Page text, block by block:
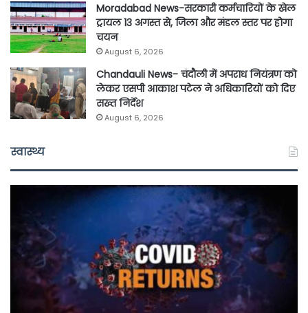
Moradabad News-सरकारी कर्मचारियों के खेल
ट्रायल 13 अगस्त से, जिला और मंडल स्तर पर होगा
चयन
August 6, 2026
Chandauli News- चंदौली में अपराध नियंत्रण को
लेकर एसपी आकाश पटेल ने अधिकारियों को दिए
सख्त निर्देश
August 6, 2026
स्वास्थ्य